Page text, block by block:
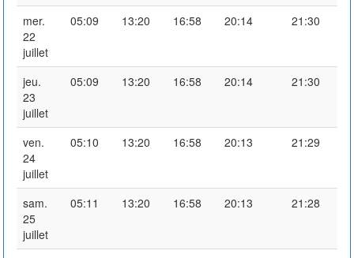
mer.
22
juillet
05:09 13:20 16:58 20:14 21:30
jeu.
23
juillet
05:09 13:20 16:58 20:14 21:30
ven.
24
juillet
05:10 13:20 16:58 20:13 21:29
sam.
25
juillet
05:11 13:20 16:58 20:13 21:28